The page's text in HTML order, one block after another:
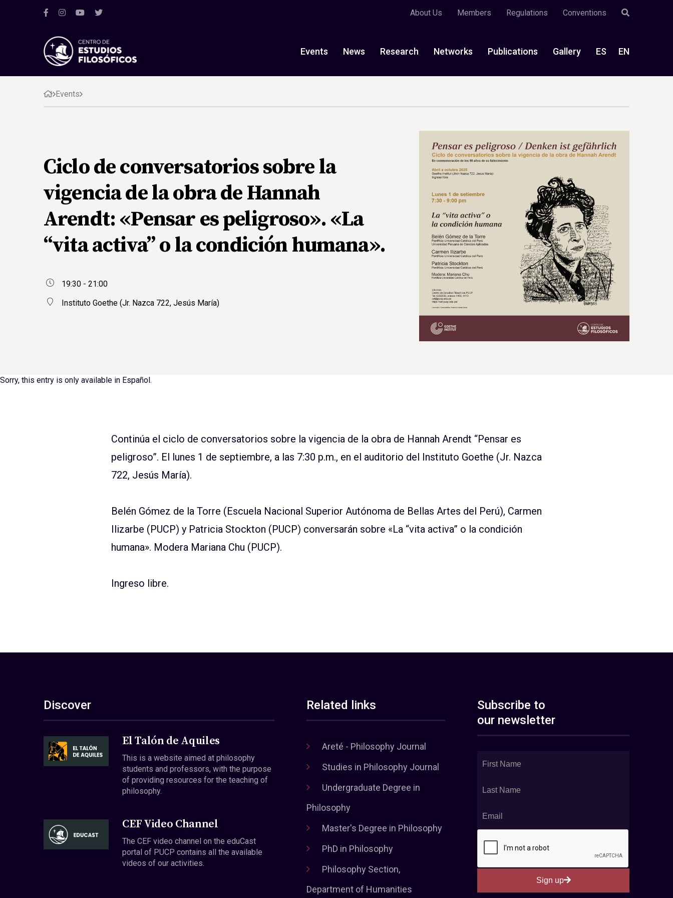
About Us Members Regulations Conventions
Events News Research Networks Publications Gallery ES EN
Events
Ciclo de conversatorios sobre la
vigencia de la obra de Hannah
Arendt: «Pensar es peligroso». «La
“vita activa” o la condición humana».
19:30 - 21:00
Instituto Goethe (Jr. Nazca 722, Jesús María)
Sorry, this entry is only available in Español.
Continúa el ciclo de conversatorios sobre la vigencia de la obra de Hannah Arendt “Pensar es
peligroso”. El lunes 1 de septiembre, a las 7:30 p.m., en el auditorio del Instituto Goethe (Jr. Nazca
722, Jesús María).
Belén Gómez de la Torre (Escuela Nacional Superior Autónoma de Bellas Artes del Perú), Carmen
Ilizarbe (PUCP) y Patricia Stockton (PUCP) conversarán sobre «La “vita activa” o la condición
humana». Modera Mariana Chu (PUCP).
Ingreso libre.
Discover
El Talón de Aquiles
This is a website aimed at philosophy
students and professors, with the purpose
of providing resources for the teaching of
philosophy.
CEF Video Channel
The CEF video channel on the eduCast
portal of PUCP contains all the available
videos of our activities.
Related links
Areté - Philosophy Journal
Studies in Philosophy Journal
Undergraduate Degree in
Philosophy
Master's Degree in Philosophy
PhD in Philosophy
Philosophy Section,
Department of Humanities
Subscribe to
our newsletter
Sign up